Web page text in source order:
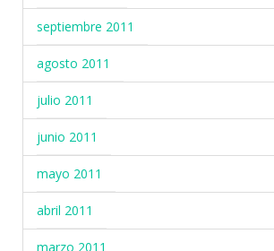
septiembre 2011
agosto 2011
julio 2011
junio 2011
mayo 2011
abril 2011
marzo 2011